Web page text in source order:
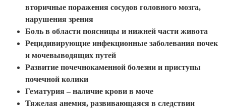
вторичные поражения сосудов головного мозга,
нарушения зрения
Боль в области поясницы и нижней части живота
Рецидивирующие инфекционные заболевания почек
и мочевыводящих путей
Развитие почечнокаменной болезни и приступы
почечной колики
Гематурия – наличие крови в моче
Тяжелая анемия, развивающаяся в следствии